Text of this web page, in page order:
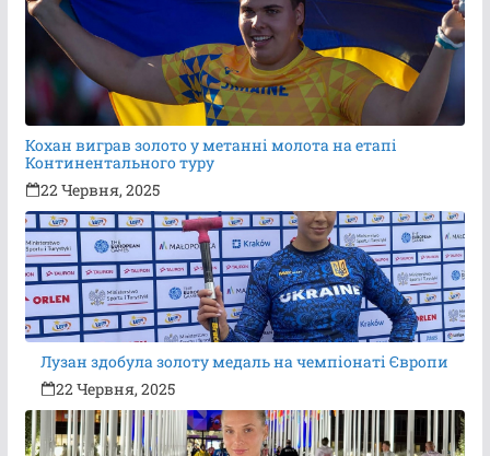
Кохан виграв золото у метанні молота на етапі
Континентального туру
22 Червня, 2025
Лузан здобула золоту медаль на чемпіонаті Європи
22 Червня, 2025